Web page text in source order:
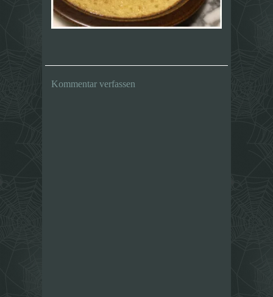
Kommentar verfassen